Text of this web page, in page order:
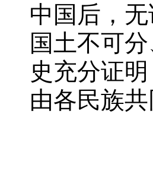
中国后，
国土不可
史充分证
由各民族